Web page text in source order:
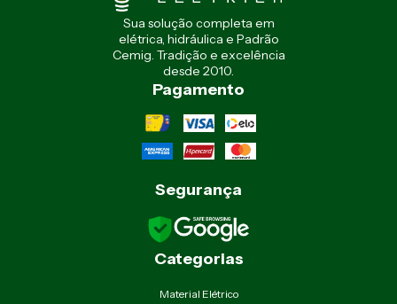
Sua solução completa em
elétrica, hidráulica e Padrão
Cemig. Tradição e excelência
desde 2010.
Pagamento
Segurança
Categorias
Material Elétrico